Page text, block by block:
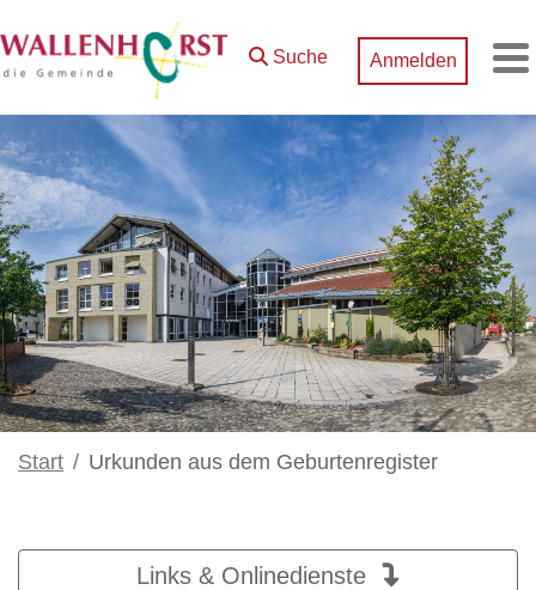
Zum Hauptinhalt springen
Suche
Anmelden
Start Urkunden aus dem Geburtenregister
Links & Onlinedienste